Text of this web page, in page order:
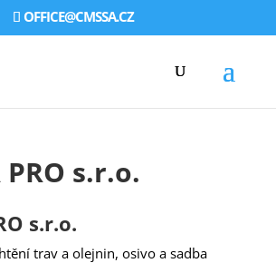
OFFICE@CMSSA.CZ
PRO s.r.o.
s.r.o.
trav a olejnin, osivo a sadba